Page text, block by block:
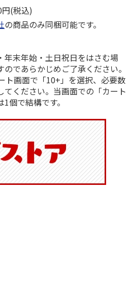
ドリ
陶器ダイカットマグ
リン CHMGD4
2,970円
(送料別・税込)
キティ KCOB2
2,200円
(税込)
の商品のみ同梱可能です。
末年始・土日祝日をはさむ場
であらかじめご了承ください。
画面で「10+」を選択、必要数
ください。当画面での「カート
個で結構です。